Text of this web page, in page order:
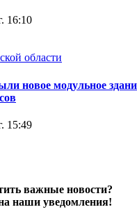
16:10
области
новое модульное
15:49
важные новости?
наши уведомления!